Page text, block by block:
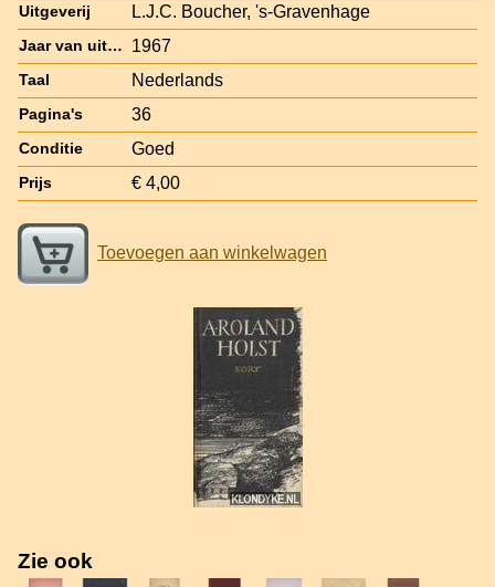
Uitgeverij L.J.C. Boucher, 's-Gravenhage
Jaar van uitgave 1967
Taal Nederlands
Pagina's 36
Conditie Goed
Prijs € 4,00
Toevoegen aan winkelwagen
Zie ook